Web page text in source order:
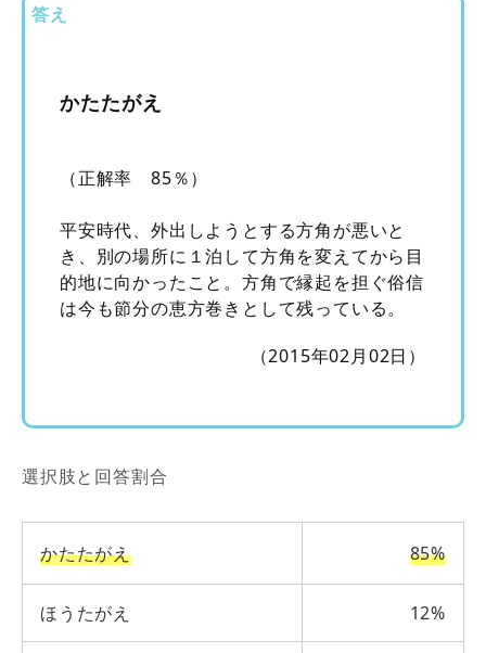
答え
かたたがえ
（正解率 85％）
平安時代、外出しようとする方角が悪いと
き、別の場所に１泊して方角を変えてから目
的地に向かったこと。方角で縁起を担ぐ俗信
は今も節分の恵方巻きとして残っている。
（2015年02月02日）
選択肢と回答割合
かたたがえ 85%
ほうたがえ 12%